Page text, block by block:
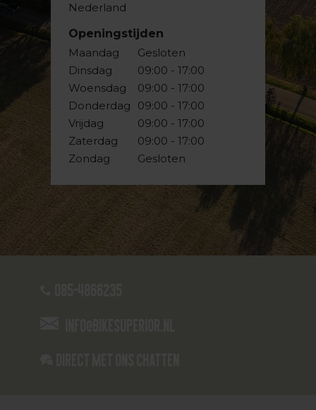
Nederland
Openingstijden
Maandag
Dinsdag
Woensdag
Donderdag
Vrijdag
Zaterdag
Zondag
Gesloten
09:00 - 17:00
09:00 - 17:00
09:00 - 17:00
09:00 - 17:00
09:00 - 17:00
Gesloten